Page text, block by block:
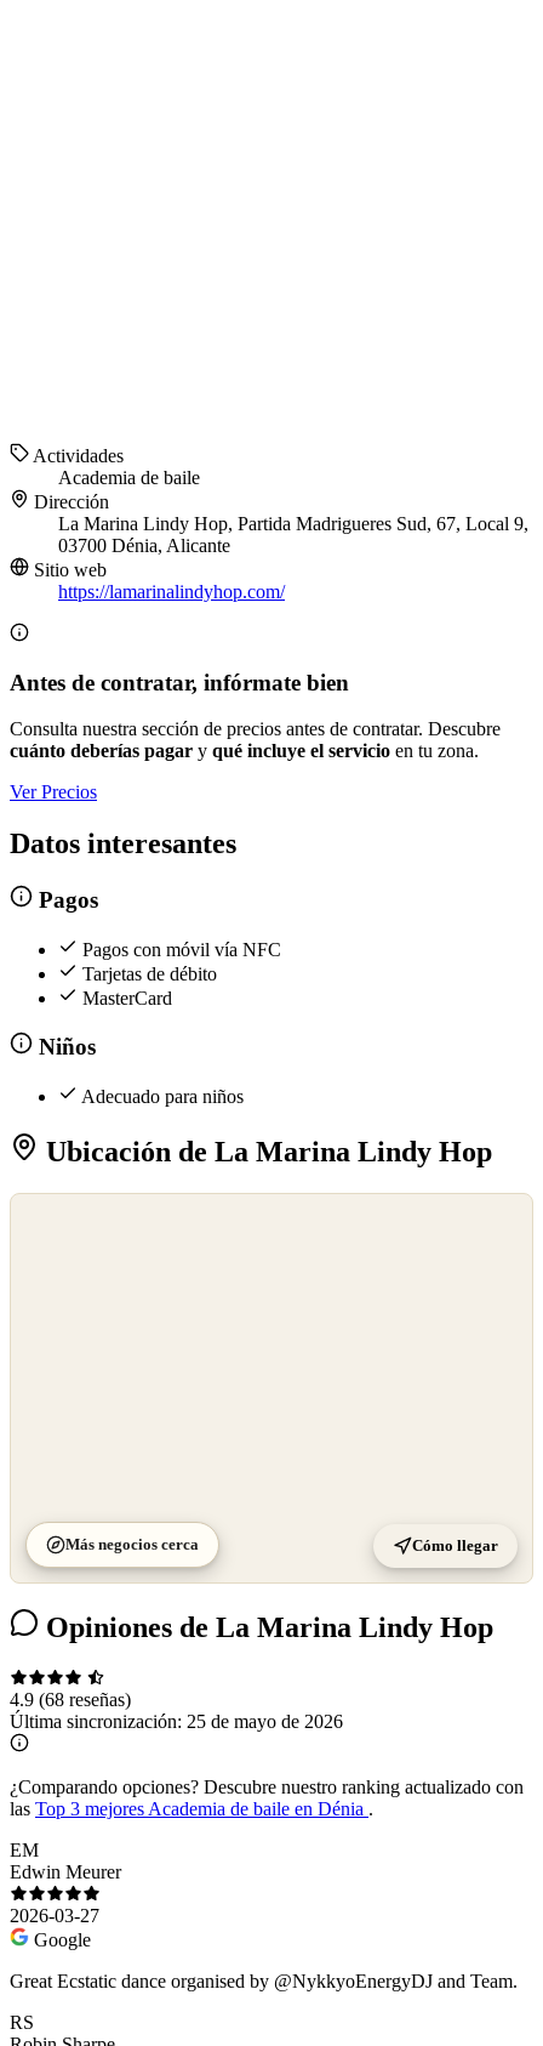
Actividades
Academia de baile
Dirección
La Marina Lindy Hop, Partida Madrigueres Sud, 67, Local 9,
03700 Dénia, Alicante
Sitio web
https://lamarinalindyhop.com/
Antes de contratar, infórmate bien
Consulta nuestra sección de precios antes de contratar. Descubre
cuánto deberías pagar y qué incluye el servicio en tu zona.
Ver Precios
Datos interesantes
Pagos
Pagos con móvil vía NFC
Tarjetas de débito
MasterCard
Niños
Adecuado para niños
Ubicación de La Marina Lindy Hop
Más negocios cerca Cómo llegar
Opiniones de La Marina Lindy Hop
4.9 (68 reseñas)
Última sincronización: 25 de mayo de 2026
¿Comparando opciones? Descubre nuestro ranking actualizado con
las Top 3 mejores Academia de baile en Dénia .
EM
Edwin Meurer
2026-03-27
Google
Great Ecstatic dance organised by @NykkyoEnergyDJ and Team.
RS